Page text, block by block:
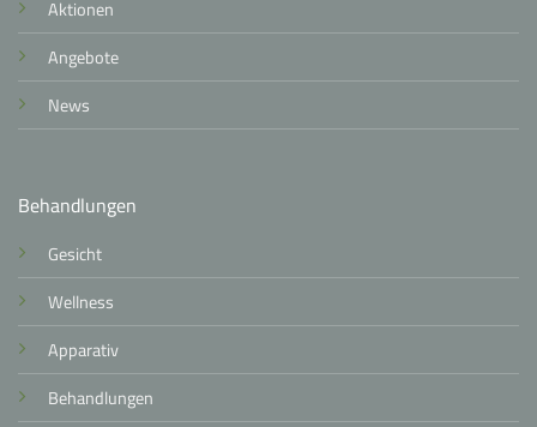
Behandlungen
Gesicht
Wellness
Apparativ
Behandlungen
Aktionen
Angebote
News